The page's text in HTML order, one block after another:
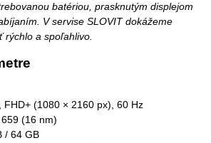
batériou, prasknutým displejom
V servise SLOVIT dokážeme
rýchlo a spoľahlivo.
FHD+ (1080 × 2160 px), 60 Hz
(16 nm)
/ 64 GB